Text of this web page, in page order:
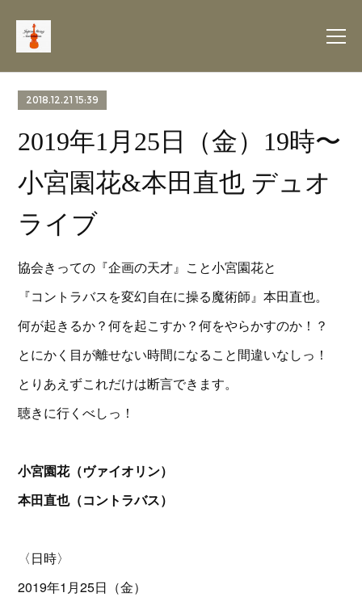
2018.12.21 15:39
2019年1月25日（金）19時〜
小宮園花&本田直也 デュオ
ライブ
協会きっての『企画の天才』こと小宮園花と
『コントラバスを変幻自在に操る魔術師』本田直也。
何が起きるか？何を起こすか？何をやらかすのか！？
とにかく目が離せない時間になること間違いなしっ！
とりあえずこれだけは断言できます。
聴きに行くべしっ！
小宮園花（ヴァイオリン）
本田直也（コントラバス）
〈日時〉
2019年1月25日（金）